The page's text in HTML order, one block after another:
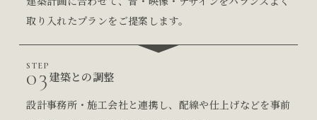
取り入れたプランをご提案します。
STEP
03建築との調整
設計事務所・施工会社と連携し、配線や仕上げなどを事前